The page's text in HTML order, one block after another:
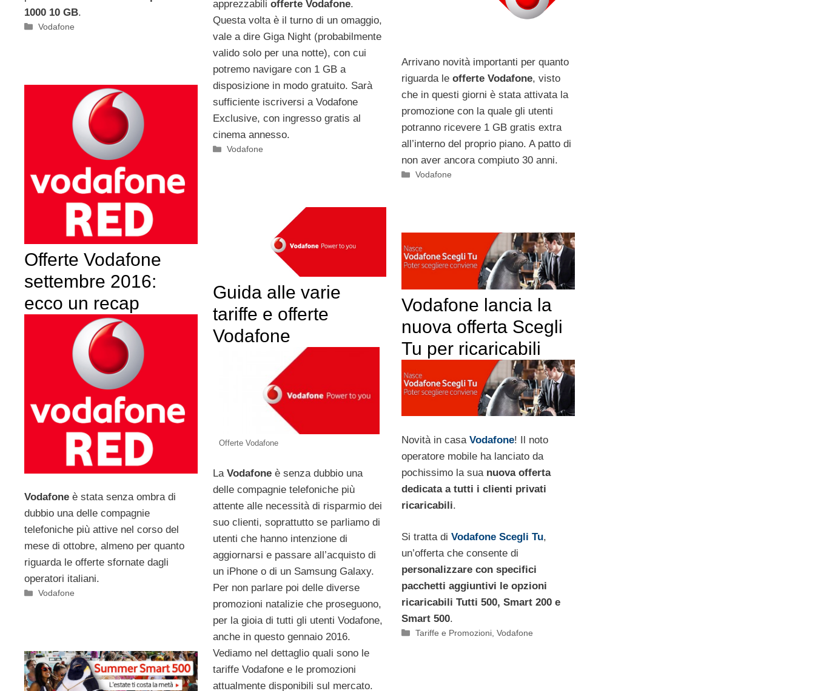
1000 10 GB.
Categorie
Vodafone
apprezzabili offerte Vodafone.
Questa volta è il turno di un omaggio,
vale a dire Giga Night (probabilmente
valido solo per una notte), con cui
potremo navigare con 1 GB a
disposizione in modo gratuito. Sarà
sufficiente iscriversi a Vodafone
Exclusive, con ingresso gratis al
cinema annesso.
Categorie
Vodafone
Arrivano novità importanti per quanto
riguarda le offerte Vodafone, visto
che in questi giorni è stata attivata la
promozione con la quale gli utenti
potranno ricevere 1 GB gratis extra
all’interno del proprio piano. A patto di
non aver ancora compiuto 30 anni.
Categorie
Vodafone
Offerte Vodafone
settembre 2016:
ecco un recap
Vodafone è stata senza ombra di
dubbio una delle compagnie
telefoniche più attive nel corso del
mese di ottobre, almeno per quanto
riguarda le offerte sfornate dagli
operatori italiani.
Categorie
Vodafone
Guida alle varie
tariffe e offerte
Vodafone
Offerte Vodafone
La Vodafoneè senza dubbio una
delle compagnie telefoniche più
attente alle necessità di risparmio dei
suo clienti, soprattutto se parliamo di
utenti che hanno intenzione di
aggiornarsi e passare all’acquisto di
un iPhone o di un Samsung Galaxy.
Per non parlare poi delle diverse
promozioni natalizie che proseguono,
per la gioia di tutti gli utenti Vodafone,
anche in questo gennaio 2016.
Vediamo nel dettaglio quali sono le
tariffe Vodafone e le promozioni
attualmente disponibili sul mercato.
Vodafone lancia la
nuova offerta Scegli
Tu per ricaricabili
Novità in casa Vodafone! Il noto
operatore mobile ha lanciato da
pochissimo la sua nuova offerta
dedicata a tutti i clienti privati
ricaricabili.
Si tratta di Vodafone Scegli Tu,
un’offerta che consente di
personalizzare con specifici
pacchetti aggiuntivi le opzioni
ricaricabili Tutti 500, Smart 200 e
Smart 500.
Categorie
Tariffe e Promozioni ,Vodafone